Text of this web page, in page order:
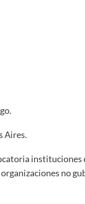
Aires.
instituciones
no